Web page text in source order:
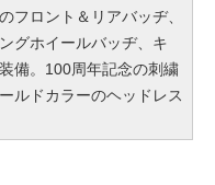
フロント＆リアバッヂ、
グホイールバッヂ、キ
備。100周年記念の刺繍
ルドカラーのヘッドレス